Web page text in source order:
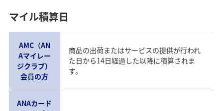
マイル積算日
AMC（AN
Aマイレー
ジクラブ）
会員の方
商品の出荷またはサービスの提供が行われ
た日から14日経過した以降に積算されま
す。
ANAカード